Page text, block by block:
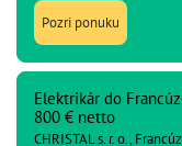
Pozri ponuku
Elektrikár do
800 € netto
CHRISTAL s. r. o.,